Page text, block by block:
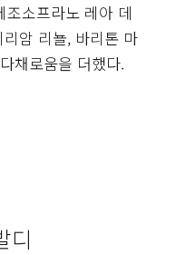
조소프라노 레아 데
암 리뇰, 바리톤 마
채로움을 더했다.
디